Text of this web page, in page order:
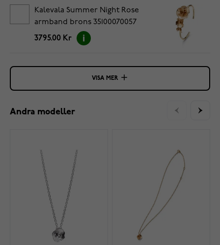
Kalevala Summer Night Rose
armband brons 35100070057
3795.00 Kr
VISA MER
Andra modeller